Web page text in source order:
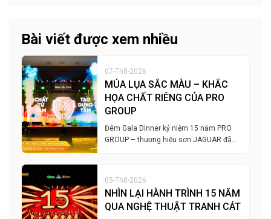
Bài viết được xem nhiều
07-Th8-2026
MÚA LỤA SẮC MÀU – KHẮC
HỌA CHẤT RIÊNG CỦA PRO
GROUP
Đêm Gala Dinner kỷ niệm 15 năm PRO
GROUP – thương hiệu sơn JAGUAR đã…
05-Th8-2026
NHÌN LẠI HÀNH TRÌNH 15 NĂM
QUA NGHỆ THUẬT TRANH CÁT